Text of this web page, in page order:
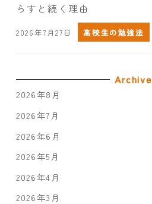
らすと続く理由
2026年7月27日 高校生の勉強法
Archive
2026年8月
2026年7月
2026年6月
2026年5月
2026年4月
2026年3月